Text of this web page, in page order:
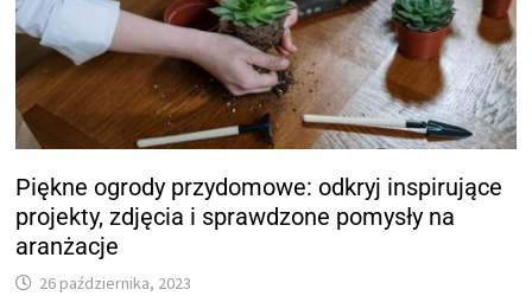
Piękne ogrody przydomowe: odkryj inspirujące
projekty, zdjęcia i sprawdzone pomysły na
aranżacje
26 października, 2023